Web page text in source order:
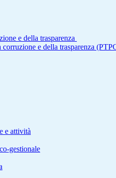
e della trasparenza
e della trasparenza
e attività
gestionale